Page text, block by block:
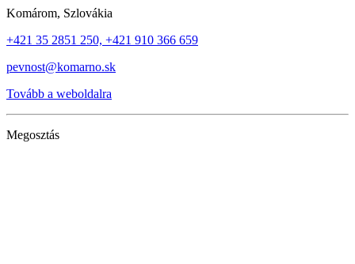
Komárom, Szlovákia
+421 35 2851 250, +421 910 366 659
pevnost@komarno.sk
Tovább a weboldalra
Megosztás